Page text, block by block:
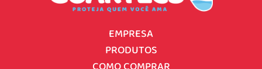
EMPRESA
PRODUTOS